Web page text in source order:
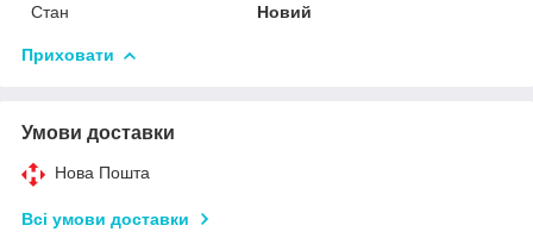
Стан
Новий
Приховати
Умови доставки
Нова Пошта
Всі умови доставки